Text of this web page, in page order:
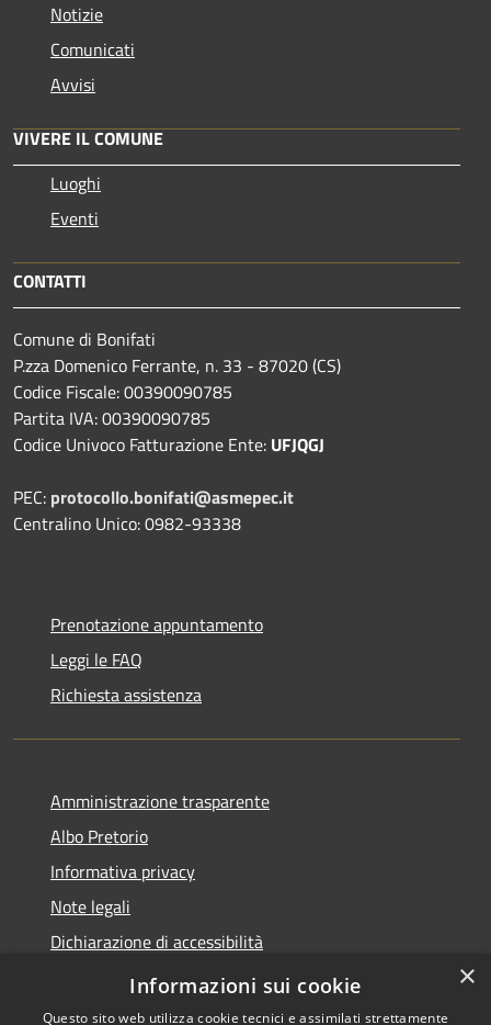
Notizie
Comunicati
Avvisi
VIVERE IL COMUNE
Luoghi
Eventi
CONTATTI
Comune di Bonifati
P.zza Domenico Ferrante, n. 33 - 87020 (CS)
Codice Fiscale: 00390090785
Partita IVA: 00390090785
Codice Univoco Fatturazione Ente: UFJQGJ
PEC: protocollo.bonifati@asmepec.it
Centralino Unico: 0982-93338
Prenotazione appuntamento
Leggi le FAQ
Richiesta assistenza
Amministrazione trasparente
Albo Pretorio
Informativa privacy
Note legali
Dichiarazione di accessibilità
Obiettivi di accessibilità
×
Informazioni sui cookie
Questo sito web utilizza cookie tecnici e assimilati strettamente